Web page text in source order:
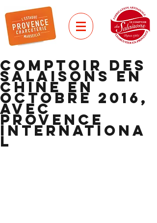
Comptoir des
Salaisons en
Chine en
octobre 2016,
avec
Provence
Internationa
l